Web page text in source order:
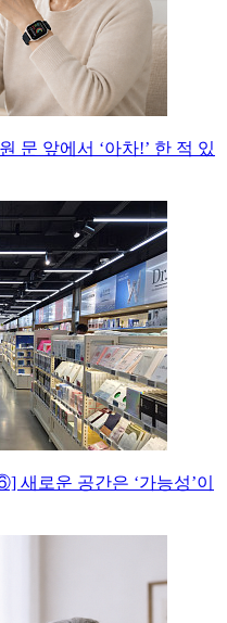
문 앞에서 ‘아차!’ 한 적 있
새로운 공간은 ‘가능성’이